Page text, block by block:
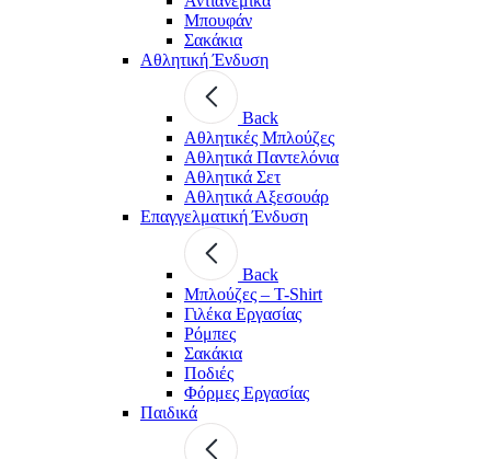
Μπουφάν
Σακάκια
Αθλητική Ένδυση
Back
Aθλητικές Μπλούζες
Αθλητικά Παντελόνια
Αθλητικά Σετ
Αθλητικά Αξεσουάρ
Επαγγελματική Ένδυση
Back
Μπλούζες – T-Shirt
Γιλέκα Εργασίας
Ρόμπες
Σακάκια
Ποδιές
Φόρμες Εργασίας
Παιδικά